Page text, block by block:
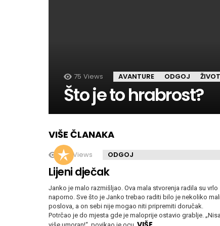
75 Views AVANTURE ODGOJ
Što je to hrabrost?
VIŠE ČLANAKA
283 Views ODGOJ
Lijeni dječak
Janko je malo razmišljao. Ova mala stvorenja radila su vrlo
naporno. Sve što je Janko trebao raditi bilo je nekoliko
poslova, a on sebi nije mogao niti pripremiti doručak.
Potrčao je do mjesta gde je maloprije ostavio grablje.